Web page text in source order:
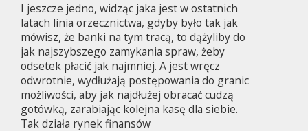
t
I jeszcze jedno, widząc jaka jest w ostatnich
latach linia orzecznictwa, gdyby było tak jak
mówisz, że banki na tym tracą, to dążyliby do
jak najszybszego zamykania spraw, żeby
odsetek płacić jak najmniej. A jest wręcz
odwrotnie, wydłużają postępowania do granic
możliwości, aby jak najdłużej obracać cudzą
gotówką, zarabiając kolejna kasę dla siebie.
Tak działa rynek finansów